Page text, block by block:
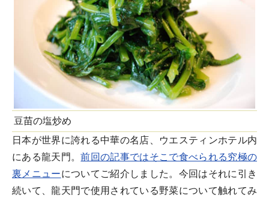
豆苗の塩炒め
日本が世界に誇れる中華の名店、ウエスティンホテル内
にある龍天門。前回の記事ではそこで食べられる究極の
裏メニューについてご紹介しました。今回はそれに引き
続いて、龍天門で使用されている野菜について触れてみ